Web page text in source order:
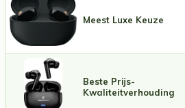
Meest Luxe Keuze
Beste Prijs-
Kwaliteitverhouding